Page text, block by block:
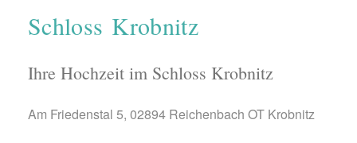
Schloss Krobnitz
Ihre Hochzeit im Schloss Krobnitz
Am Friedenstal 5, 02894 Reichenbach OT Krobnitz